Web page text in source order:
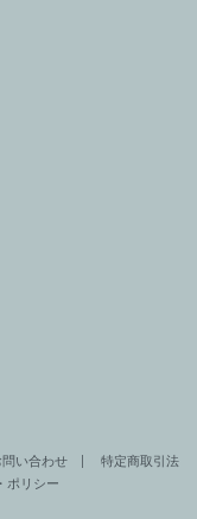
問い合わせ | 特定商取引法
ポリシー